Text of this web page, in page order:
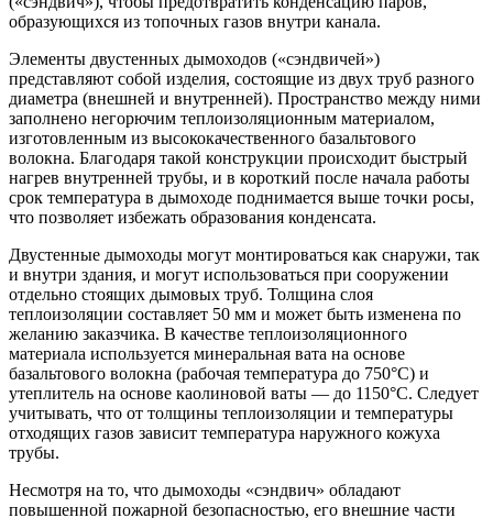
образующихся из топочных газов внутри канала.
Элементы двустенных дымоходов («сэндвичей»)
представляют собой изделия, состоящие из двух труб разного
диаметра (внешней и внутренней). Пространство между ними
заполнено негорючим теплоизоляционным материалом,
изготовленным из высококачественного базальтового
волокна. Благодаря такой конструкции происходит быстрый
нагрев внутренней трубы, и в короткий после начала работы
срок температура в дымоходе поднимается выше точки росы,
что позволяет избежать образования конденсата.
Двустенные дымоходы могут монтироваться как снаружи, так
и внутри здания, и могут использоваться при сооружении
отдельно стоящих дымовых труб. Толщина слоя
теплоизоляции составляет 50 мм и может быть изменена по
желанию заказчика. В качестве теплоизоляционного
материала используется минеральная вата на основе
базальтового волокна (рабочая температура до 750°С) и
утеплитель на основе каолиновой ваты — до 1150°С. Следует
учитывать, что от толщины теплоизоляции и температуры
отходящих газов зависит температура наружного кожуха
трубы.
Несмотря на то, что дымоходы «сэндвич» обладают
повышенной пожарной безопасностью, его внешние части